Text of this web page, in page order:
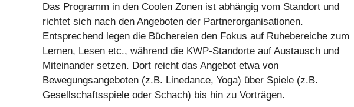
Das Programm in den Coolen Zonen ist abhängig vom Standort und
richtet sich nach den Angeboten der Partnerorganisationen.
Entsprechend legen die Büchereien den Fokus auf Ruhebereiche zum
Lernen, Lesen etc., während die KWP-Standorte auf Austausch und
Miteinander setzen. Dort reicht das Angebot etwa von
Bewegungsangeboten (z.B. Linedance, Yoga) über Spiele (z.B.
Gesellschaftsspiele oder Schach) bis hin zu Vorträgen.